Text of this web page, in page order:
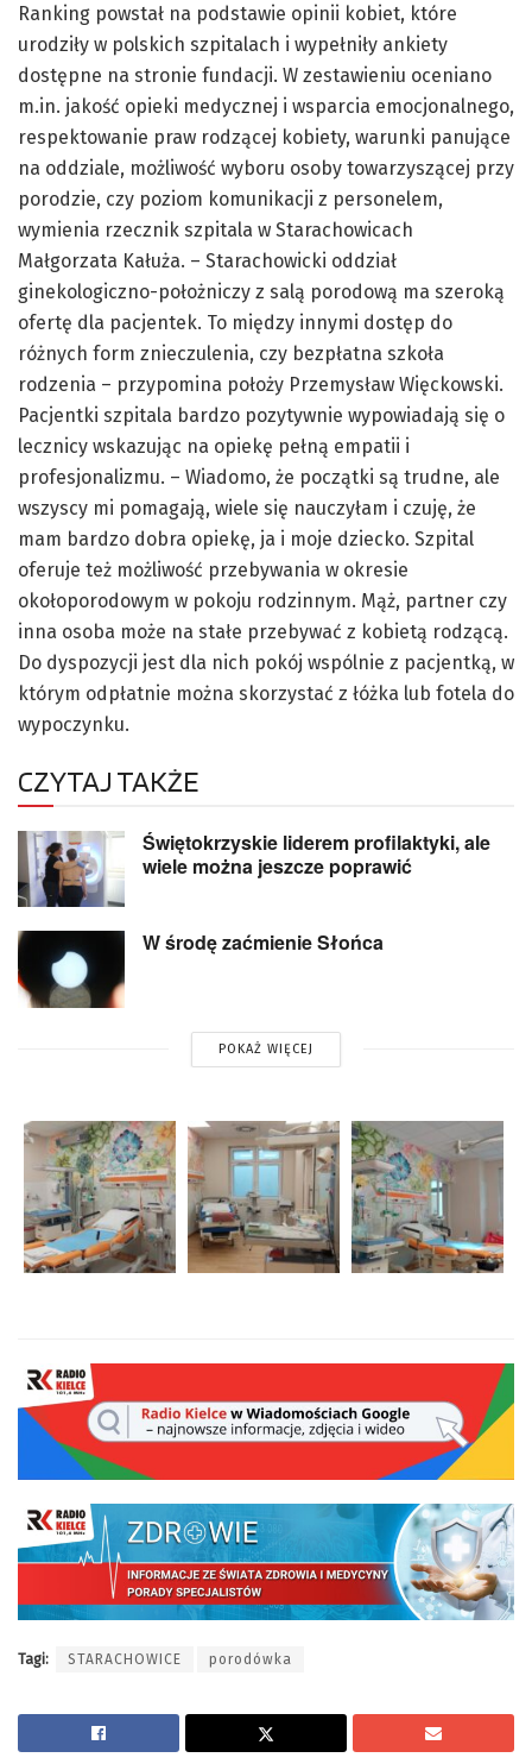
Ranking powstał na podstawie opinii kobiet, które
urodziły w polskich szpitalach i wypełniły ankiety
dostępne na stronie fundacji. W zestawieniu oceniano
m.in. jakość opieki medycznej i wsparcia emocjonalnego,
respektowanie praw rodzącej kobiety, warunki panujące
na oddziale, możliwość wyboru osoby towarzyszącej przy
porodzie, czy poziom komunikacji z personelem,
wymienia rzecznik szpitala w Starachowicach
Małgorzata Kałuża. – Starachowicki oddział
ginekologiczno-położniczy z salą porodową ma szeroką
ofertę dla pacjentek. To między innymi dostęp do
różnych form znieczulenia, czy bezpłatna szkoła
rodzenia – przypomina położy Przemysław Więckowski.
Pacjentki szpitala bardzo pozytywnie wypowiadają się o
lecznicy wskazując na opiekę pełną empatii i
profesjonalizmu. – Wiadomo, że początki są trudne, ale
wszyscy mi pomagają, wiele się nauczyłam i czuję, że
mam bardzo dobra opiekę, ja i moje dziecko. Szpital
oferuje też możliwość przebywania w okresie
okołoporodowym w pokoju rodzinnym. Mąż, partner czy
inna osoba może na stałe przebywać z kobietą rodzącą.
Do dyspozycji jest dla nich pokój wspólnie z pacjentką, w
którym odpłatnie można skorzystać z łóżka lub fotela do
wypoczynku.
CZYTAJ TAKŻE
Świętokrzyskie liderem profilaktyki, ale
wiele można jeszcze poprawić
W środę zaćmienie Słońca
POKAŻ WIĘCEJ
Tagi: STARACHOWICE porodówka